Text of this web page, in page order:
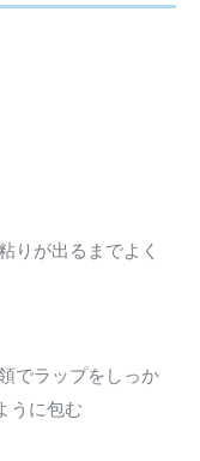
りが出るまでよく
でラップをしっか
うに包む